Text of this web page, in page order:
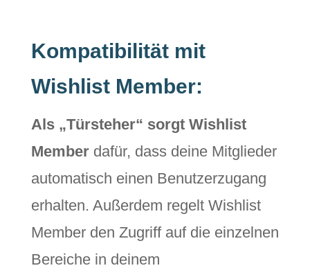
Kompatibilität mit
Wishlist Member:
Als „Türsteher“ sorgt Wishlist
Memberdafür, dass deine Mitglieder
automatisch einen Benutzerzugang
erhalten. Außerdem regelt Wishlist
Member den Zugriff auf die einzelnen
Bereiche in deinem